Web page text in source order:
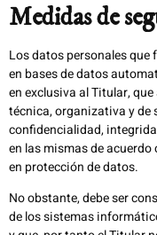
Medidas de
Los datos personales
en bases de datos
en exclusiva al Titular,
técnica, organizativa y de
confidencialidad,
en las mismas de
en protección de datos.
No obstante, debe ser
de los sistemas